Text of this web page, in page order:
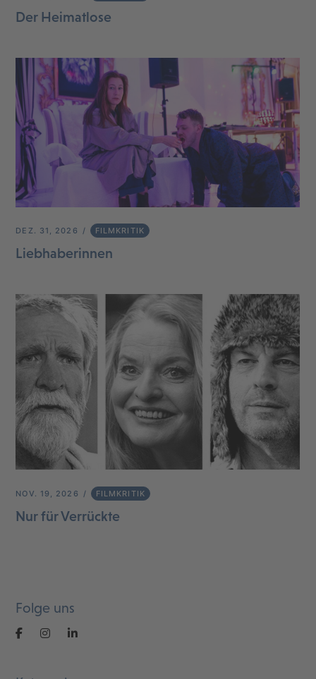
Der Heimatlose
DEZ. 31, 2026 FILMKRITIK
Liebhaberinnen
NOV. 19, 2026 FILMKRITIK
Nur für Verrückte
Folge uns